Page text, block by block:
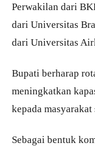
Perwakilan dari
dari Universitas
dari Universitas
Bupati berharap
meningkatkan
kepada
Sebagai bentuk